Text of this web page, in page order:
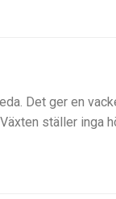
Det ger en
ställer inga